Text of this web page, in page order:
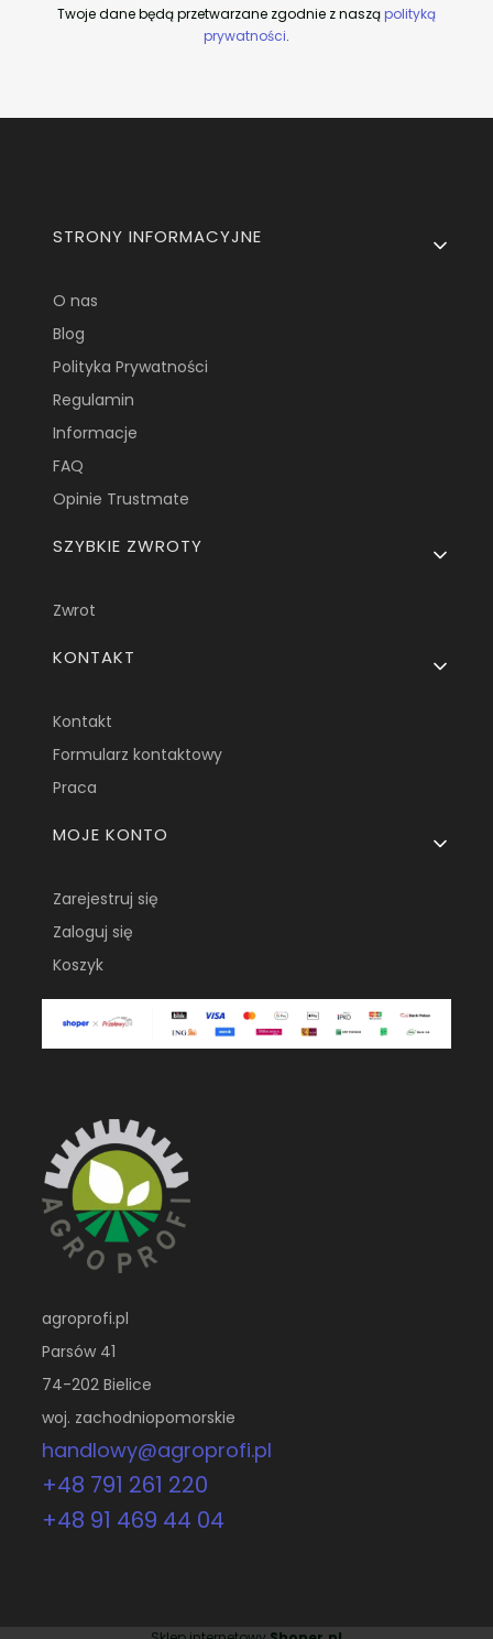
Twoje dane będą przetwarzane zgodnie z nasząpolityką
prywatności.
Linki w stopce
STRONY INFORMACYJNE
O nas
Blog
Polityka Prywatności
Regulamin
Informacje
FAQ
Opinie Trustmate
SZYBKIE ZWROTY
Zwrot
KONTAKT
Kontakt
Formularz kontaktowy
Praca
MOJE KONTO
Zarejestruj się
Zaloguj się
Koszyk
agroprofi.pl
Parsów 41
74-202 Bielice
woj. zachodniopomorskie
handlowy@agroprofi.pl
+48 791 261 220
+48 91 469 44 04